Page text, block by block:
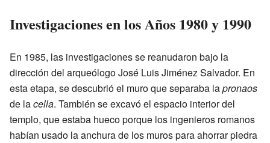
Investigaciones en los Años 1980 y 1990
En 1985, las investigaciones se reanudaron bajo la
dirección del arqueólogo José Luis Jiménez Salvador. En
esta etapa, se descubrió el muro que separaba lapronaos
de lacella. También se excavó el espacio interior del
templo, que estaba hueco porque los ingenieros romanos
habían usado la anchura de los muros para ahorrar piedra